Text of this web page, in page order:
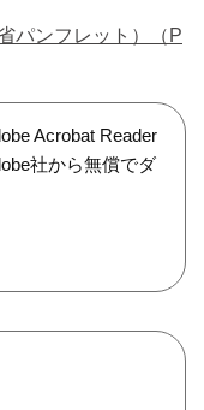
パンフレット）（P
Acrobat Reader
社から無償でダ